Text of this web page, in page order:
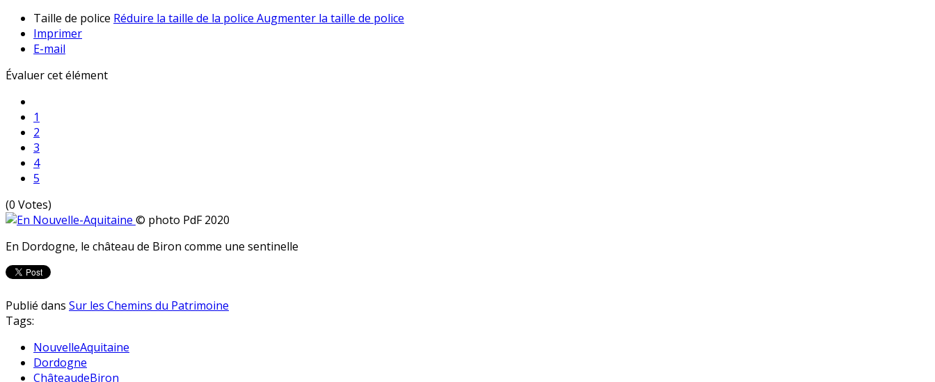
Taille de police Réduire la taille de la police Augmenter la taille de police
Imprimer
E-mail
Évaluer cet élément
1
2
3
4
5
(0 Votes)
© photo PdF 2020
En Dordogne, le château de Biron comme une sentinelle
Publié dans Sur les Chemins du Patrimoine
Tags:
NouvelleAquitaine
Dordogne
ChâteaudeBiron